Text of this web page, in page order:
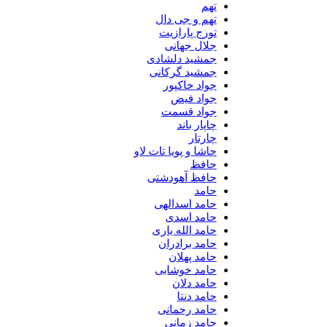
تهم و جی دال
تورج پارازیت
جلال جهانی
جمشید دلشادی
جمشید گرکانی
جواد خاکپور
جواد فیض
جواد قسمت
چاپار باند
چارتار
حاشا و پویا تات لاو
حافظ
حافظ آهودشتی
حامد
حامد اسدالهی
حامد اسدی
حامد الله یاری
حامد برادران
حامد پهلان
حامد خوشابی
حامد دلان
حامد دنتا
حامد رحمانی
حامد زمانی